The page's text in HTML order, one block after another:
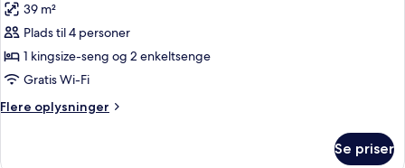
billeder
af
Standardværelse
til
4
personer
39 m²
Plads til 4 personer
1 kingsize-seng og 2 enkeltsenge
Gratis Wi-Fi
Flere oplysninger
Flere
Se priser